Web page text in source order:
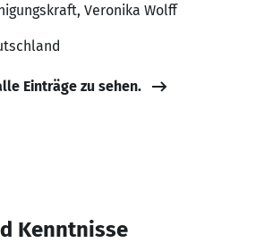
Veronika Wolff
Einträge zu sehen.
Kenntnisse